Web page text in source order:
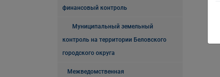
финансовый контроль
Муниципальный земельный
контроль на территории Беловского
городского округа
Межведомственная